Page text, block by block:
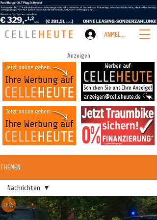
ANMELDEN
Anzeigen
THEMEN
Nachrichten
Nachrichten